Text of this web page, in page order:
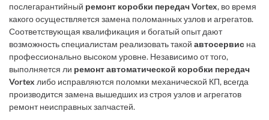
послегарантийный ремонт коробки передач Vortex, во время
какого осуществляется замена поломанных узлов и агрегатов.
Соответствующая квалификация и богатый опыт дают
возможность специалистам реализовать такой автосервис на
профессионально высоком уровне. Независимо от того,
выполняется ли ремонт автоматической коробки передач
Vortex либо исправляются поломки механической КП, всегда
производится замена вышедших из строя узлов и агрегатов
ремонт неисправных запчастей.